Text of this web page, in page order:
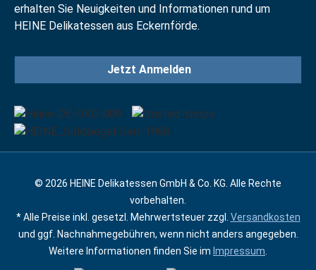
erhalten Sie Neuigkeiten und Informationen rund um
HEINE Delikatessen aus Eckernförde.
Jetzt Anmelden
© 2026 HEINE Delikatessen GmbH & Co. KG. Alle Rechte
vorbehalten.
* Alle Preise inkl. gesetzl. Mehrwertsteuer zzgl. Versandkosten
und ggf. Nachnahmegebühren, wenn nicht anders angegeben.
Weitere Informationen finden Sie im Impressum.